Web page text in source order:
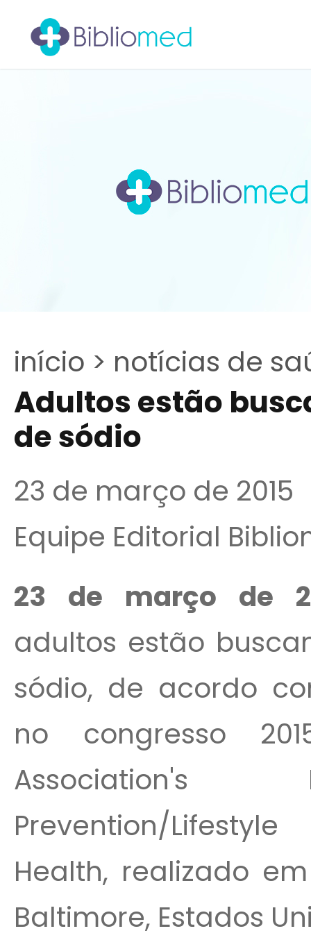
início > notícias de
Adultos estão
de sódio
23 de março de 2015
Equipe Editorial
23 de março de
adultos estão
sódio, de acordo
no congresso
Association's
Prevention/
Health, realizado
Baltimore, Estados